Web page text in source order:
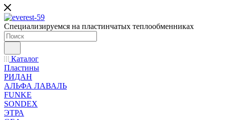
Специализируемся на пластинчатых теплообменниках
Каталог
Пластины
РИДАН
АЛЬФА ЛАВАЛЬ
FUNKE
SONDEX
ЭТРА